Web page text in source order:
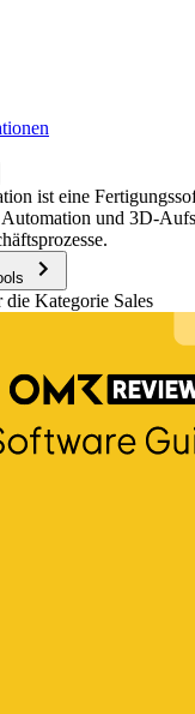
ist eine
und 3D-
Kategorie Sales